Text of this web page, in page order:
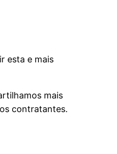
esta e mais
mais
contratantes.